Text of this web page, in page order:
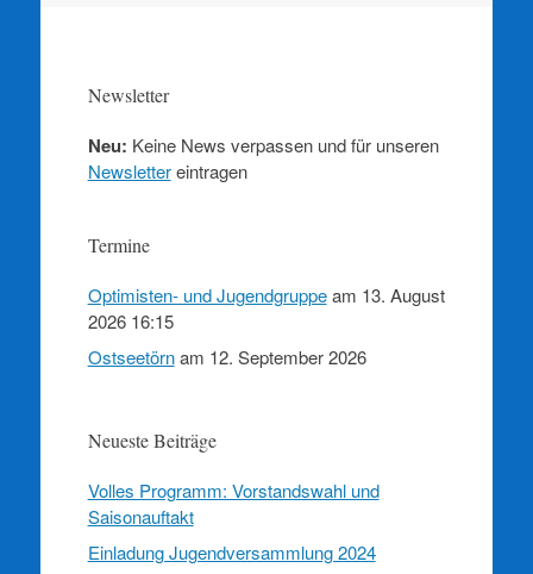
Newsletter
Neu: Keine News verpassen und für unseren
Newslettereintragen
Termine
Optimisten- und Jugendgruppeam 13. August
2026 16:15
Ostseetörnam 12. September 2026
Neueste Beiträge
Volles Programm: Vorstandswahl und
Saisonauftakt
Einladung Jugendversammlung 2024